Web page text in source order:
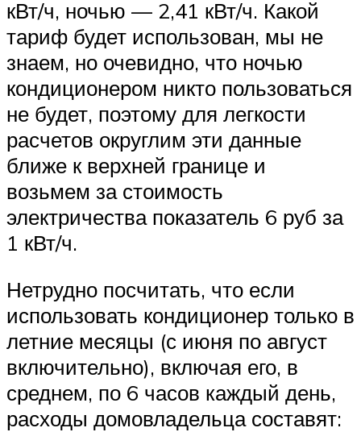
кВт/ч, ночью — 2,41 кВт/ч. Какой
тариф будет использован, мы не
знаем, но очевидно, что ночью
кондиционером никто пользоваться
не будет, поэтому для легкости
расчетов округлим эти данные
ближе к верхней границе и
возьмем за стоимость
электричества показатель 6 руб за
1 кВт/ч.
Нетрудно посчитать, что если
использовать кондиционер только в
летние месяцы (с июня по август
включительно), включая его, в
среднем, по 6 часов каждый день,
расходы домовладельца составят: